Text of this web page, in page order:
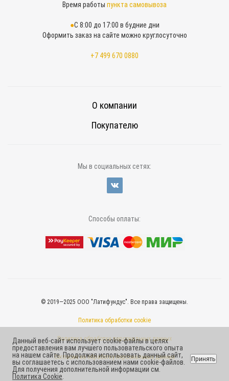
Время работы пункта самовывоза
С 8:00 до 17:00 в будние дни
Оформить заказ на сайте можно круглосуточно
+7 499 670 0880
О компании
Покупателю
Мы в социальных сетях:
Способы оплаты:
© 2019—2025 ООО "Латифундус". Все права защищены.
Политика обработки cookie
Политика обработки персональных данных
Согласие на обработку персональных данных
Данный веб-сайт использует cookie-файлы в целях
предоставления вам лучшего пользовательского опыта
на нашем сайте. Продолжая использовать данный сайт,
вы соглашаетесь с использованием нами cookie-файлов.
Для получения дополнительной информации см.
Политика Cookie
Принять